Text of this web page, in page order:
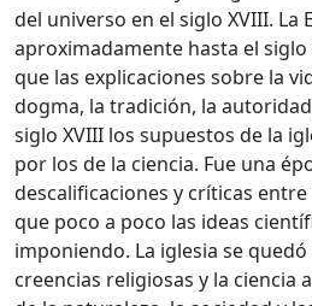
del universo en el siglo XVIII. La
aproximadamente hasta el siglo
que las explicaciones sobre la
dogma, la tradición, la
siglo XVIII los supuestos de la
por los de la ciencia. Fue una
descalificaciones y críticas
que poco a poco las ideas
imponiendo. La iglesia se
creencias religiosas y la ciencia